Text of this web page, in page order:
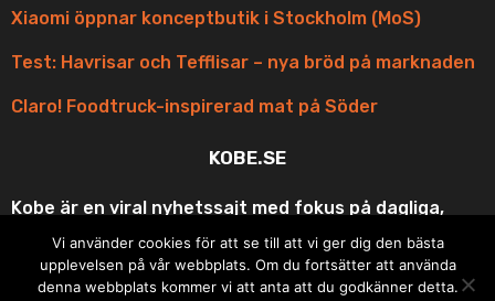
Xiaomi öppnar konceptbutik i Stockholm (MoS)
Test: Havrisar och Tefflisar – nya bröd på marknaden
Claro! Foodtruck-inspirerad mat på Söder
KOBE.SE
Kobe är en viral nyhetssajt med fokus på dagliga,
korta och scroll-vänliga uppdateringar med fina
bilder och roliga videos ur underhållningen och
matens underbara värld. Din bästa vän på resan eller
Vi använder cookies för att se till att vi ger dig den bästa
upplevelsen på vår webbplats. Om du fortsätter att använda
denna webbplats kommer vi att anta att du godkänner detta.